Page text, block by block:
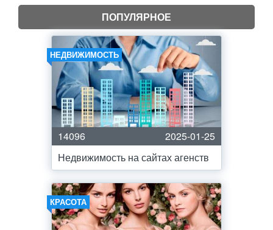
ПОПУЛЯРНОЕ
НЕДВИЖИМОСТЬ
14096
2025-01-25
Недвижимость на сайтах агенств
КРАСОТА